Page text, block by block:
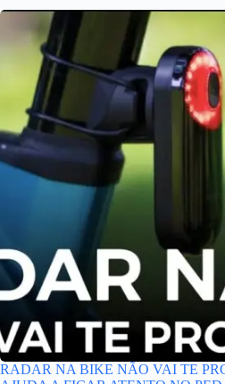
RADAR NA BIKE NÃO VAI TE